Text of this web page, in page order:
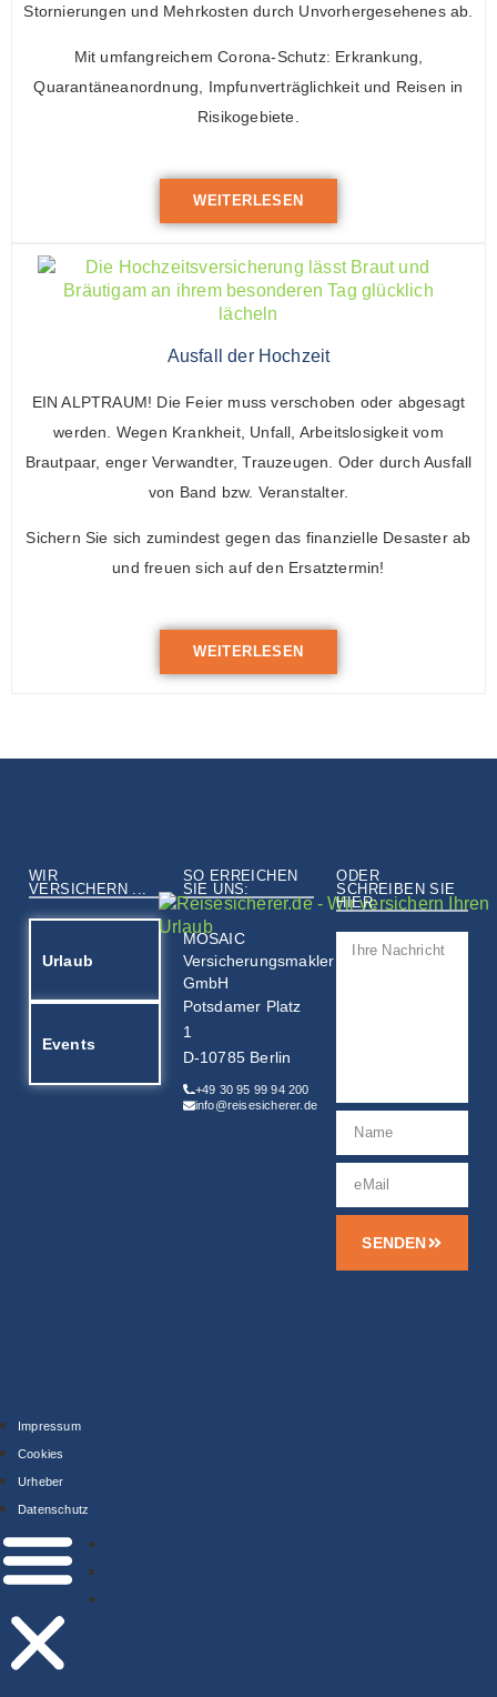
Stornierungen und Mehrkosten durch Unvorhergesehenes ab.
Mit umfangreichem Corona-Schutz: Erkrankung,
Quarantäneanordnung, Impfunverträglichkeit und Reisen in
Risikogebiete.
WEITERLESEN
Ausfall der Hochzeit
EIN ALPTRAUM! Die Feier muss verschoben oder abgesagt
werden. Wegen Krankheit, Unfall, Arbeitslosigkeit vom
Brautpaar, enger Verwandter, Trauzeugen. Oder durch Ausfall
von Band bzw. Veranstalter.
Sichern Sie sich zumindest gegen das finanzielle Desaster ab
und freuen sich auf den Ersatztermin!
WEITERLESEN
WIR
VERSICHERN ...
Urlaub
Events
SO ERREICHEN
SIE UNS:
MOSAIC
Versicherungsmakler
GmbH
Potsdamer Platz
1
D-10785 Berlin
+49 30 95 99 94 200
info@reisesicherer.de
ODER
SCHREIBEN SIE
HIER:
SENDEN
Impressum
Cookies
Urheber
Datenschutz